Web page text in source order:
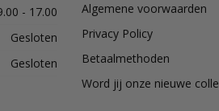
- 17.00
Gesloten
Gesloten
Algemene voorwaarden
Privacy Policy
Betaalmethoden
Word jij onze nieuwe